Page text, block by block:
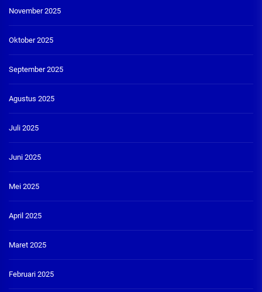
November 2025
Oktober 2025
September 2025
Agustus 2025
Juli 2025
Juni 2025
Mei 2025
April 2025
Maret 2025
Februari 2025